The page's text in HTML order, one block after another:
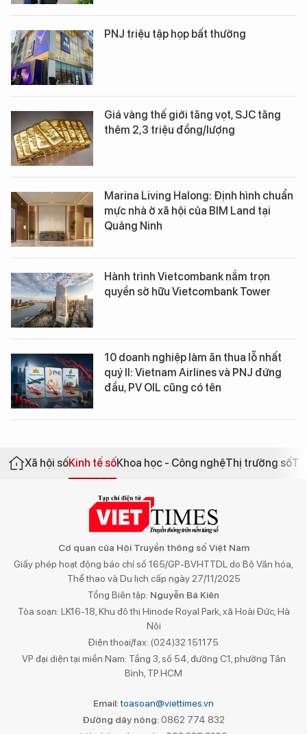
PNJ triệu tập họp bất thường
Giá vàng thế giới tăng vọt, SJC tăng
thêm 2,3 triệu đồng/lượng
Marina Living Halong: Định hình chuẩn
mực nhà ở xã hội của BIM Land tại
Quảng Ninh
Hành trình Vietcombank nắm trọn
quyền sở hữu Vietcombank Tower
10 doanh nghiệp làm ăn thua lỗ nhất
quý II: Vietnam Airlines và PNJ đứng
đầu, PV OIL cũng có tên
Xã hội sốKinh tế sốKhoa học - Công nghệThị trường số
Cơ quan của Hội Truyền thông số Việt Nam
Giấy phép hoạt động báo chí số 165/GP-BVHTTDL do Bộ Văn hóa,
Thể thao và Du lịch cấp ngày 27/11/2025
Tổng Biên tập: Nguyễn Bá Kiên
Tòa soạn: LK16-18, Khu đô thị Hinode Royal Park, xã Hoài Đức, Hà
Nội
Điện thoại/fax: (024)32 151175
VP đại diện tại miền Nam: Tầng 3, số 54, đường C1, phường Tân
Bình, TP.HCM
Email:toasoan@viettimes.vn
Đường dây nóng: 0862 774 832